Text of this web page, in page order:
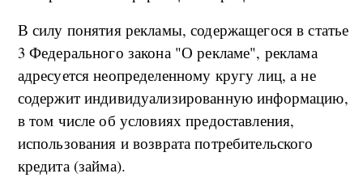
В силу понятия рекламы, содержащегося в статье
3 Федерального закона "О рекламе", реклама
адресуется неопределенному кругу лиц, а не
содержит индивидуализированную информацию,
в том числе об условиях предоставления,
использования и возврата потребительского
кредита (займа).